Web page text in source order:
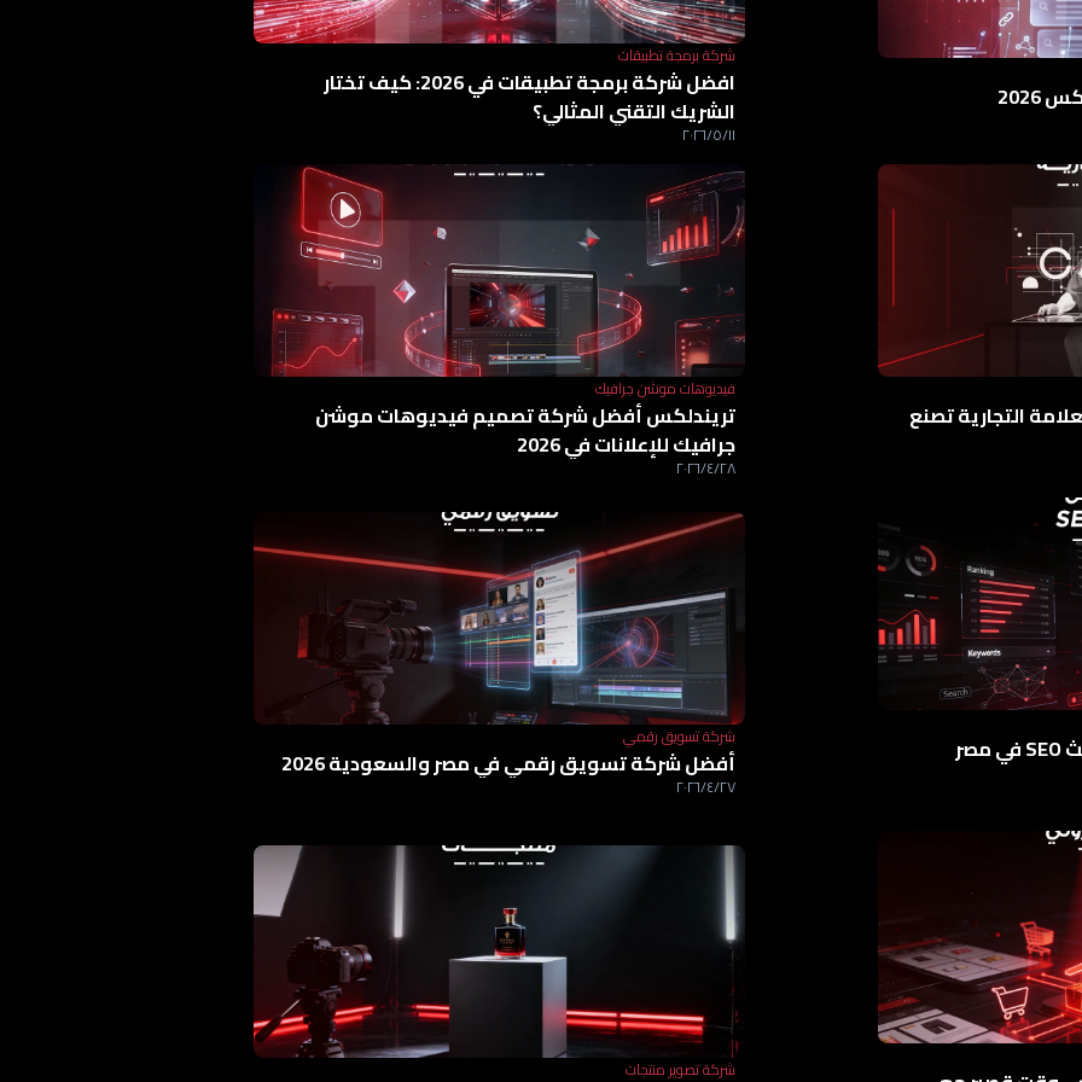
شركة برمجة تطبيقات
افضل شركة برمجة تطبيقات في 2026: كيف تختار
الشريك التقني المثالي؟
١١‏/٥‏/٢٠٢٦
التجارية تصنع
فيديوهات موشن جرافيك
تريندلكس أفضل شركة تصميم فيديوهات موشن
جرافيك للإعلانات في 2026
٢٨‏/٤‏/٢٠٢٦
أفضل شركة تحسين محركات البحث SEO في مصر شركة تسويق رقمي
أفضل شركة تسويق رقمي في مصر والسعودية 2026
٢٧‏/٤‏/٢٠٢٦
شركة تصوير منتجات